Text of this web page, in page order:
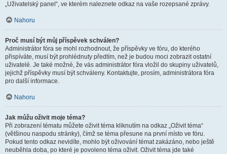
„Uživatelský panel“, ve kterém naleznete odkaz na vaše rozepsané zprávy.
Nahoru
Proč musí být můj příspěvek schválen?
Administrátor fóra se mohl rozhodnout, že příspěvky ve fóru, do kterého
přispíváte, musí být prohlédnuty předtím, než je budou moci zobrazit ostatní
uživatelé. Je také možné, že vás administrátor fóra vložil do skupiny uživatelů,
jejichž příspěvky musí být schváleny. Kontaktujte, prosím, administrátora fóra
pro další informace.
Nahoru
Jak můžu oživit moje téma?
Při zobrazení tématu můžete oživit téma kliknutím na odkaz „Oživit téma“
(většinou naspodu stránky), čímž se téma přesune na první místo ve fóru.
Pokud tento odkaz nevidíte, mohlo být oživování témat zakázáno, nebo ještě
neuběhla doba, po které je povoleno téma oživit. Oživit téma jde také